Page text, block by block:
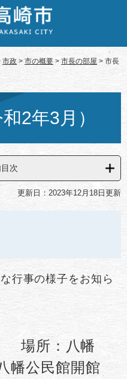
市政 > 市の概要 > 市長の部屋 > 市長
2年3月）
次
更新日：2023年12月18日更新
行事の様子をお知ら
場所：八幡
幡公民館開館